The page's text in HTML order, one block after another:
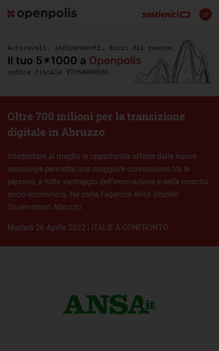
Oltre 700 milioni per la transizione
digitale in Abruzzo
Interpretare al meglio le opportunità offerte dalle nuove
tecnologie permette una maggiore connessione tra le
persone, a tutto vantaggio dell’innovazione e della crescita
socio-economica. Ne parla l’agenzia Ansa citando
Osservatorio Abruzzo.
martedì 26 Aprile 2022 | ITALIE A CONFRONTO